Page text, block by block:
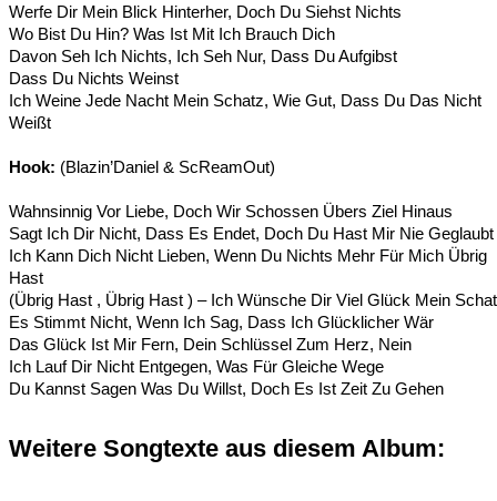
Werfe Dir Mein Blick Hinterher, Doch Du Siehst Nichts
Wo Bist Du Hin? Was Ist Mit Ich Brauch Dich
Davon Seh Ich Nichts, Ich Seh Nur, Dass Du Aufgibst
Dass Du Nichts Weinst
Ich Weine Jede Nacht Mein Schatz, Wie Gut, Dass Du Das Nicht
Weißt
Hook: (Blazin’Daniel & ScReamOut)
Wahnsinnig Vor Liebe, Doch Wir Schossen Übers Ziel Hinaus
Sagt Ich Dir Nicht, Dass Es Endet, Doch Du Hast Mir Nie Geglaubt
Ich Kann Dich Nicht Lieben, Wenn Du Nichts Mehr Für Mich Übrig
Hast
(Übrig Hast , Übrig Hast ) – Ich Wünsche Dir Viel Glück Mein
Es Stimmt Nicht, Wenn Ich Sag, Dass Ich Glücklicher Wär
Das Glück Ist Mir Fern, Dein Schlüssel Zum Herz, Nein
Ich Lauf Dir Nicht Entgegen, Was Für Gleiche Wege
Du Kannst Sagen Was Du Willst, Doch Es Ist Zeit Zu Gehen
Weitere Songtexte aus diesem Album: